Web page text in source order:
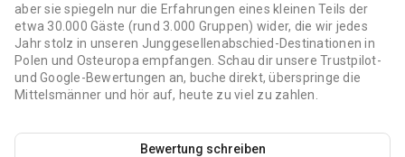
aber sie spiegeln nur die Erfahrungen eines kleinen Teils der
etwa 30.000 Gäste (rund 3.000 Gruppen) wider, die wir jedes
Jahr stolz in unseren Junggesellenabschied-Destinationen in
Polen und Osteuropa empfangen. Schau dir unsere Trustpilot-
und Google-Bewertungen an, buche direkt, überspringe die
Mittelsmänner und hör auf, heute zu viel zu zahlen.
Bewertung schreiben